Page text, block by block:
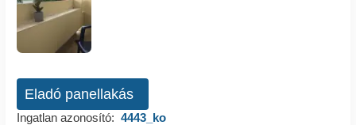
Eladó panellakás
Ingatlan azonosító: 4443_ko